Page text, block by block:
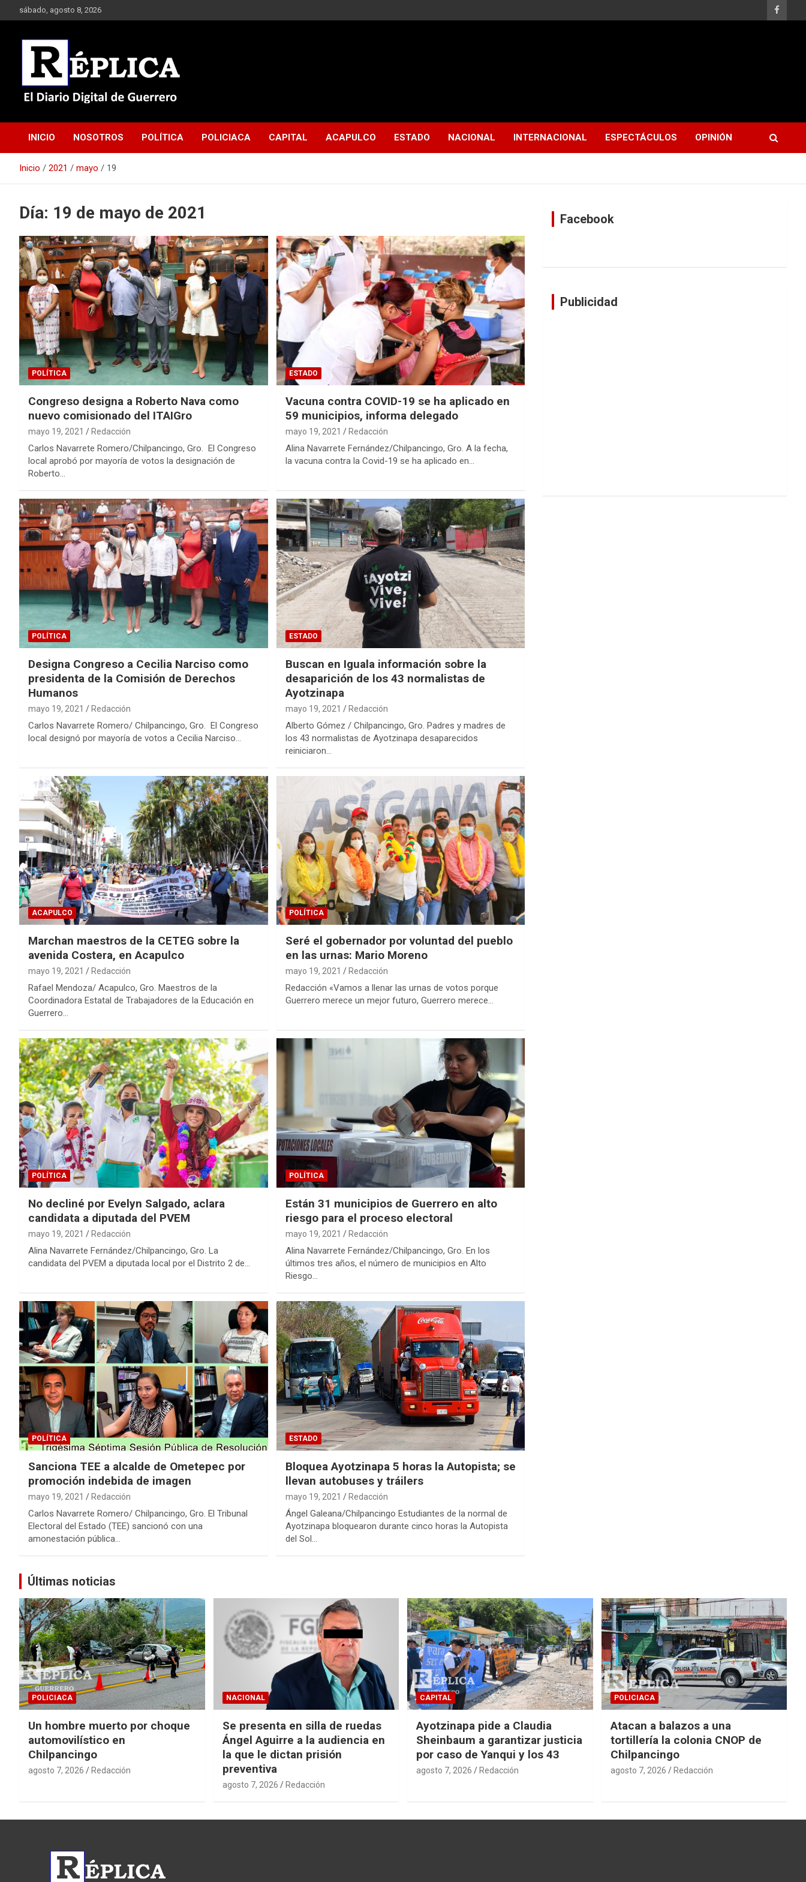
al
sábado, agosto 8, 2026
Réplica
INICIO NOSOTROS POLÍTICA POLICIACA CAPITAL ACAPULCO ESTADO NACIONAL INTERNACIONAL ESPECTÁCULOS OPINIÓN
Inicio 2021 mayo 19
Día: 19 de mayo de 2021
POLÍTICA
Congreso designa a Roberto Nava como
nuevo comisionado del ITAIGro
mayo 19, 2021 Redacción
Carlos Navarrete Romero/Chilpancingo, Gro. El Congreso
local aprobó por mayoría de votos la designación de
Roberto…
ESTADO
Vacuna contra COVID-19 se ha aplicado en
59 municipios, informa delegado
mayo 19, 2021 Redacción
Alina Navarrete Fernández/Chilpancingo, Gro. A la fecha,
la vacuna contra la Covid-19 se ha aplicado en…
POLÍTICA
Designa Congreso a Cecilia Narciso como
presidenta de la Comisión de Derechos
Humanos
mayo 19, 2021 Redacción
Carlos Navarrete Romero/ Chilpancingo, Gro. El Congreso
local designó por mayoría de votos a Cecilia Narciso…
ESTADO
Buscan en Iguala información sobre la
desaparición de los 43 normalistas de
Ayotzinapa
mayo 19, 2021 Redacción
Alberto Gómez / Chilpancingo, Gro. Padres y madres de
los 43 normalistas de Ayotzinapa desaparecidos
reiniciaron…
ACAPULCO
Marchan maestros de la CETEG sobre la
avenida Costera, en Acapulco
mayo 19, 2021 Redacción
Rafael Mendoza/ Acapulco, Gro. Maestros de la
Coordinadora Estatal de Trabajadores de la Educación en
Guerrero…
POLÍTICA
Seré el gobernador por voluntad del pueblo
en las urnas: Mario Moreno
mayo 19, 2021 Redacción
Redacción «Vamos a llenar las urnas de votos porque
Guerrero merece un mejor futuro, Guerrero merece…
POLÍTICA
No decliné por Evelyn Salgado, aclara
candidata a diputada del PVEM
mayo 19, 2021 Redacción
Alina Navarrete Fernández/Chilpancingo, Gro. La
candidata del PVEM a diputada local por el Distrito 2 de…
POLÍTICA
Están 31 municipios de Guerrero en alto
riesgo para el proceso electoral
mayo 19, 2021 Redacción
Alina Navarrete Fernández/Chilpancingo, Gro. En los
últimos tres años, el número de municipios en Alto
Riesgo…
POLÍTICA
Sanciona TEE a alcalde de Ometepec por
promoción indebida de imagen
mayo 19, 2021 Redacción
Carlos Navarrete Romero/ Chilpancingo, Gro. El Tribunal
Electoral del Estado (TEE) sancionó con una
amonestación pública…
ESTADO
Bloquea Ayotzinapa 5 horas la Autopista; se
llevan autobuses y tráilers
mayo 19, 2021 Redacción
Ángel Galeana/Chilpancingo Estudiantes de la normal de
Ayotzinapa bloquearon durante cinco horas la Autopista
del Sol…
Facebook
Publicidad
Últimas noticias
POLICIACA
Un hombre muerto por choque
automovilístico en
Chilpancingo
agosto 7, 2026 Redacción
NACIONAL
Se presenta en silla de ruedas
Ángel Aguirre a la audiencia en
la que le dictan prisión
preventiva
agosto 7, 2026 Redacción
CAPITAL
Ayotzinapa pide a Claudia
Sheinbaum a garantizar justicia
por caso de Yanqui y los 43
agosto 7, 2026 Redacción
POLICIACA
Atacan a balazos a una
tortillería la colonia CNOP de
Chilpancingo
agosto 7, 2026 Redacción